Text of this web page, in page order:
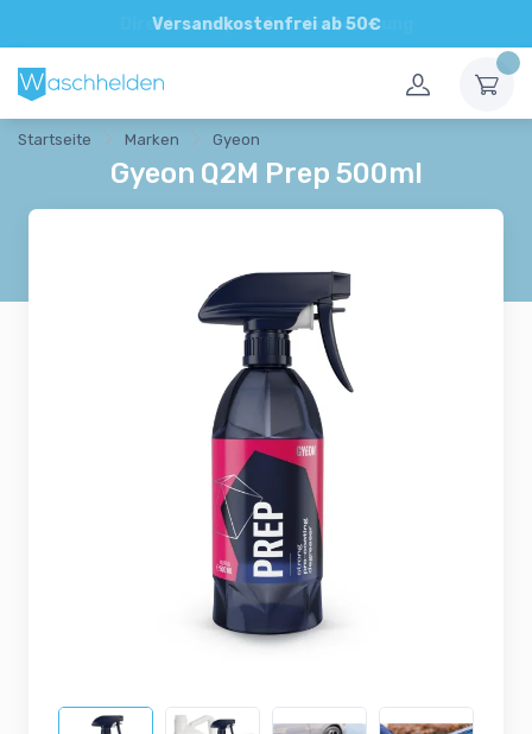
Versandkostenfrei ab 50€
Direkte und persönliche Beratung
Startseite Marken Gyeon
Gyeon Q2M Prep 500ml